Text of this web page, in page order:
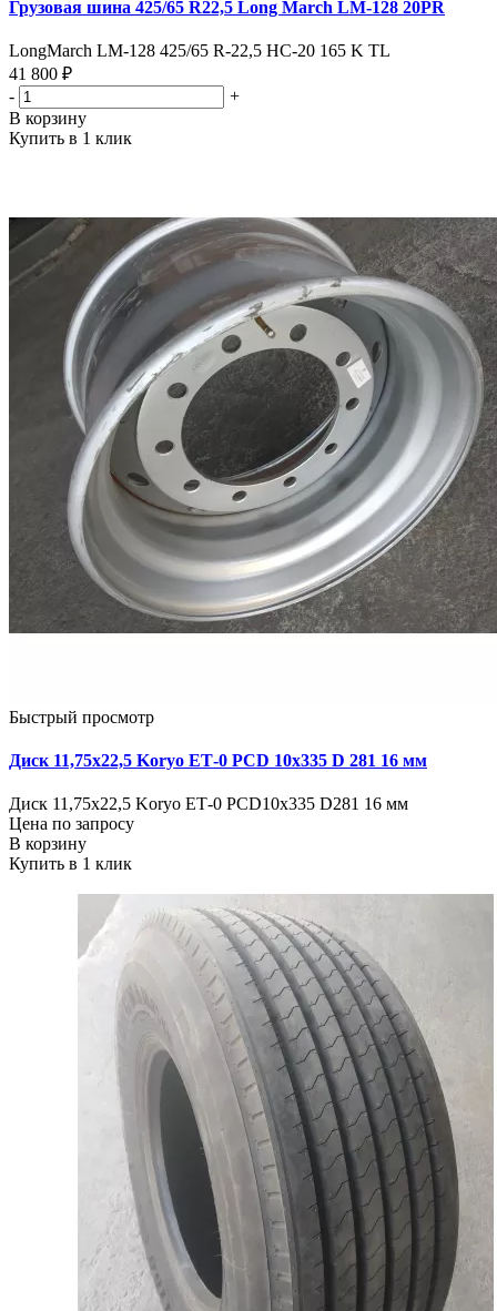
Грузовая шина 425/65 R22,5 Long March LM-128 20PR
LongMarch LM-128 425/65 R-22,5 НС-20 165 K TL
41 800 ₽
-
+
В корзину
Купить в 1 клик
Быстрый просмотр
Диск 11,75х22,5 Koryo ЕТ-0 PCD 10х335 D 281 16 мм
Диск 11,75х22,5 Koryo ЕТ-0 PCD10х335 D281 16 мм
Цена по запросу
В корзину
Купить в 1 клик